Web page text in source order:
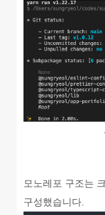
모노레포 구조는
구성했습니다.